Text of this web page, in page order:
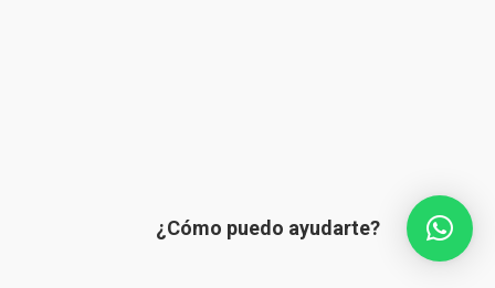
¿Cómo puedo ayudarte?